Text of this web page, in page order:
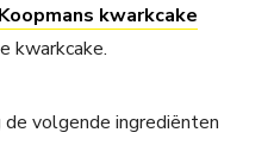
Koopmans kwarkcake
kwarkcake.
de volgende ingrediënten